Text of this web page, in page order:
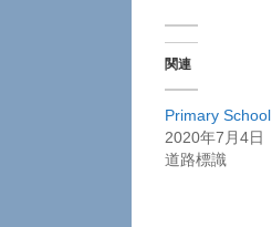
関連
Primary
2020年7月4日
道路標識